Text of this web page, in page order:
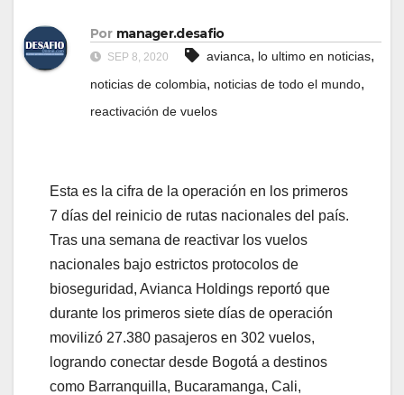
Por manager.desafio
SEP 8, 2020 avianca, lo ultimo en noticias,
noticias de colombia, noticias de todo el mundo,
reactivación de vuelos
Esta es la cifra de la operación en los primeros
7 días del reinicio de rutas nacionales del país.
Tras una semana de reactivar los vuelos
nacionales bajo estrictos protocolos de
bioseguridad, Avianca Holdings reportó que
durante los primeros siete días de operación
movilizó 27.380 pasajeros en 302 vuelos,
logrando conectar desde Bogotá a destinos
como Barranquilla, Bucaramanga, Cali,